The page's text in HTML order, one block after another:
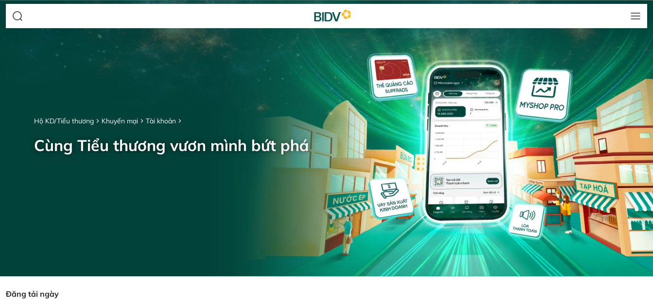
Hộ KD/Tiểu thương Khuyến mại Tài khoản
Cùng Tiểu thương vươn mình bứt phá
Đăng tải ngày